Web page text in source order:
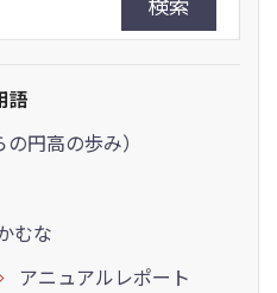
語
円高の歩み）
むな
アニュアルレポート